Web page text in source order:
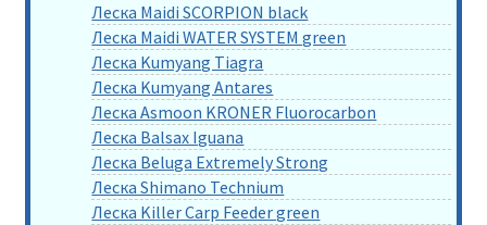
Леска Maidi SCORPION black
Леска Maidi WATER SYSTEM green
Леска Kumyang Tiagra
Леска Kumyang Antares
Леска Asmoon KRONER Fluorocarbon
Леска Balsax Iguana
Леска Beluga Extremely Strong
Леска Shimano Technium
Леска Killer Carp Feeder green